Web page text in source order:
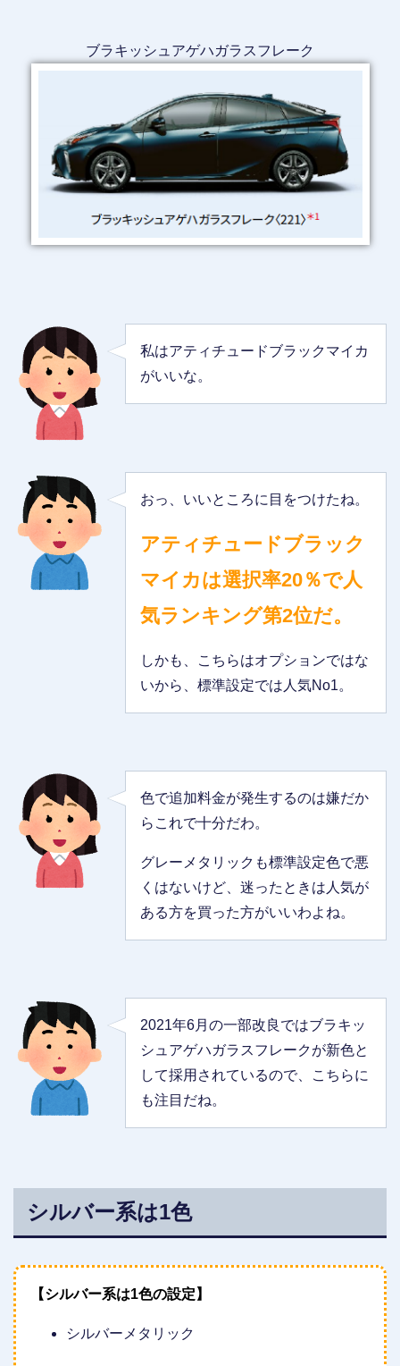
ブラキッシュアゲハガラスフレーク
私はアティチュードブラックマイカ
がいいな。
おっ、いいところに目をつけたね。
アティチュードブラック
マイカは選択率20％で人
気ランキング第2位だ。
しかも、こちらはオプションではな
いから、標準設定では人気No1。
色で追加料金が発生するのは嫌だか
らこれで十分だわ。
グレーメタリックも標準設定色で悪
くはないけど、迷ったときは人気が
ある方を買った方がいいわよね。
2021年6月の一部改良ではブラキッ
シュアゲハガラスフレークが新色と
して採用されているので、こちらに
も注目だね。
シルバー系は1色
【シルバー系は1色の設定】
シルバーメタリック